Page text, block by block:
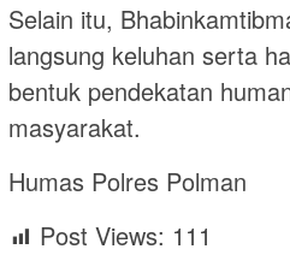
Selain itu,
langsung keluhan serta
bentuk pendekatan
masyarakat.
Humas Polres Polman
Post Views: 111